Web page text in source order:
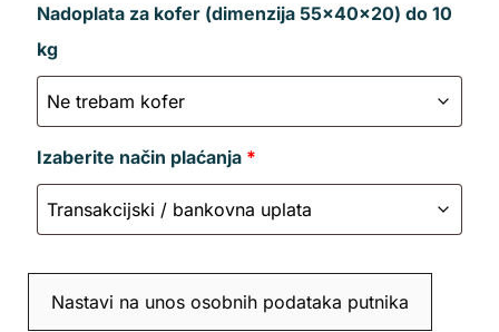
Nadoplata za kofer (dimenzija 55x40x20) do 10
kg
Izaberite način plaćanja *
Nastavi na unos osobnih podataka putnika